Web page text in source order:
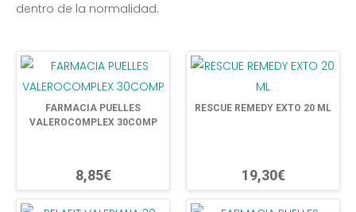
dentro de la normalidad.
FARMACIA PUELLES
VALEROCOMPLEX 30COMP
8,85€
RESCUE REMEDY EXTO 20 ML
19,30€